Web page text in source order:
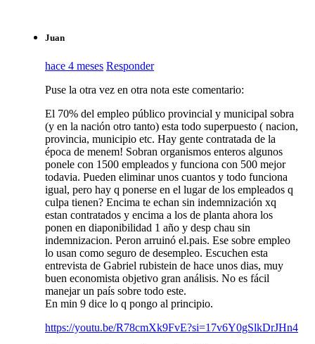
Juan
hace 4 meses Responder
Puse la otra vez en otra nota este comentario:
El 70% del empleo público provincial y municipal sobra
(y en la nación otro tanto) esta todo superpuesto ( nacion,
provincia, municipio etc. Hay gente contratada de la
época de menem! Sobran organismos enteros algunos
ponele con 1500 empleados y funciona con 500 mejor
todavia. Pueden eliminar unos cuantos y todo funciona
igual, pero hay q ponerse en el lugar de los empleados q
culpa tienen? Encima te echan sin indemnización xq
estan contratados y encima a los de planta ahora los
ponen en diaponibilidad 1 año y desp chau sin
indemnizacion. Peron arruinó el.pais. Ese sobre empleo
lo usan como seguro de desempleo. Escuchen esta
entrevista de Gabriel rubistein de hace unos dias, muy
buen economista objetivo gran análisis. No es fácil
manejar un país sobre todo este.
En min 9 dice lo q pongo al principio.
https://youtu.be/R78cmXk9FvE?si=17v6Y0gSlkDrJHn4